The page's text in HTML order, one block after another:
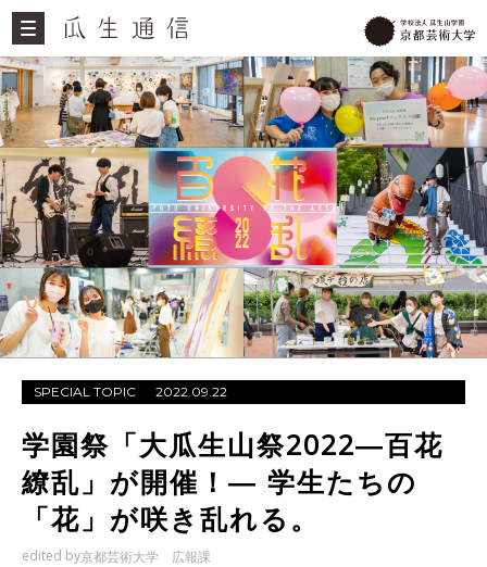
SPECIAL TOPIC 2022.09.22
学園祭「大瓜生山祭2022―百花
繚乱」が開催！― 学生たちの
「花」が咲き乱れる。
edited by京都芸術大学 広報課